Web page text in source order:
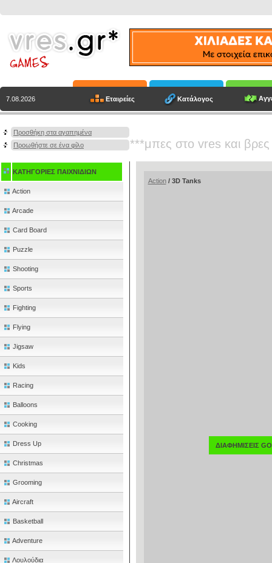
7.08.2026 Εταιρείες Κατάλογος
Προσθήκη στα αγαπημένα
Προωθήστε σε ένα φίλο
***μπες στο vres και
ΚΑΤΗΓΟΡΙΕΣ ΠΑΙΧΝΙΔΙΩΝ
Action
Arcade
Card Board
Puzzle
Shooting
Sports
Fighting
Flying
Jigsaw
Kids
Racing
Balloons
Cooking
Dress Up
Christmas
Grooming
Aircraft
Basketball
Adventure
Λουλούδια
Action/ 3D Tanks
ΔΙΑΦΗΜΙΣΕΙΣ